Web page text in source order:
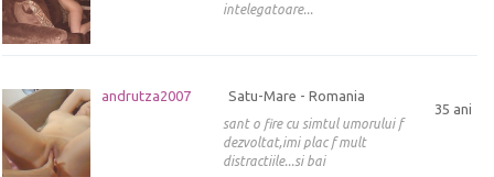
intelegatoare...
andrutza2007
35 ani
Satu-Mare - Romania
sant o fire cu simtul umorului f
dezvoltat,imi plac f mult
distractiile...si bai